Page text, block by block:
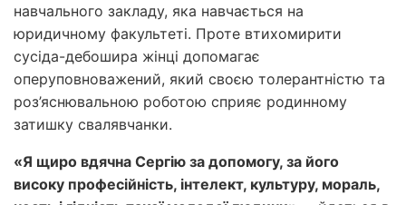
навчального закладу, яка навчається на
юридичному факультеті. Проте втихомирити
сусіда-дебошира жінці допомагає
оперуповноважений, який своєю толерантністю та
роз’яснювальною роботою сприяє родинному
затишку свалявчанки.
«Я щиро вдячна Сергію за допомогу, за його
високу професійність, інтелект, культуру, мораль,